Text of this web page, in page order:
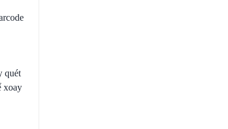
quét
xoay